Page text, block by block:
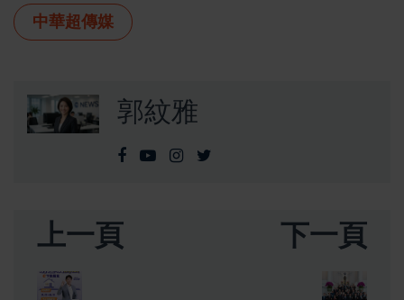
中華超傳媒
郭紋雅
上一頁 下一頁